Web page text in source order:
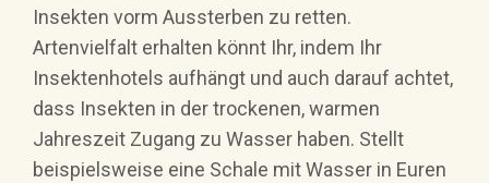
Insekten vorm Aussterben zu retten.
Artenvielfalt erhalten könnt Ihr, indem Ihr
Insektenhotels aufhängt und auch darauf achtet,
dass Insekten in der trockenen, warmen
Jahreszeit Zugang zu Wasser haben. Stellt
beispielsweise eine Schale mit Wasser in Euren